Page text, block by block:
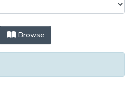
агрономії та
Browse